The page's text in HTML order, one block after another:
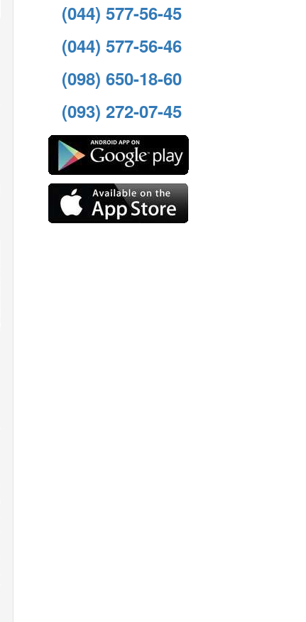
(044) 577-56-45
(044) 577-56-46
(098) 650-18-60
(093) 272-07-45